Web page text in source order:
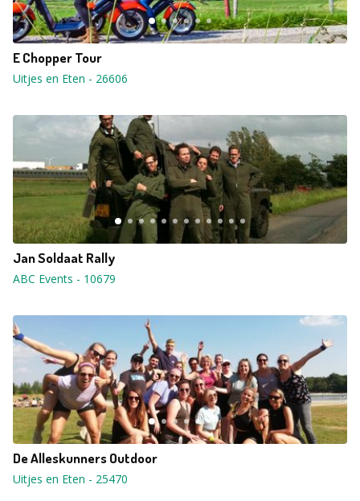
E Chopper Tour
Uitjes en Eten - 26606
Jan Soldaat Rally
ABC Events - 10679
De Alleskunners Outdoor
Uitjes en Eten - 25470